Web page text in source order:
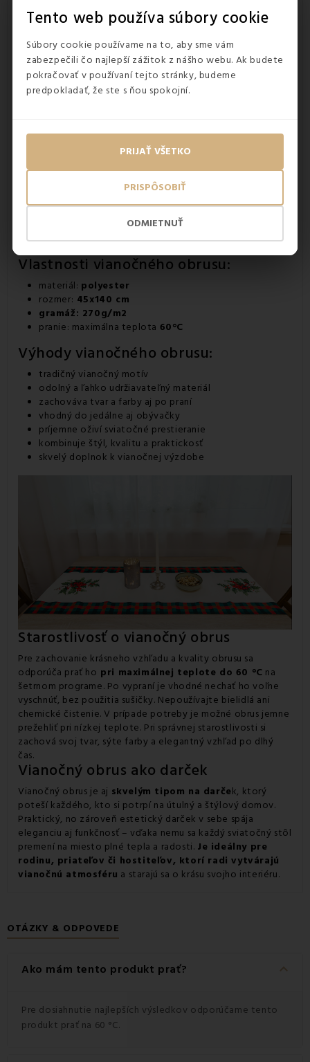
Tento web používa súbory cookie
Súbory cookie používame na to, aby sme vám
zabezpečili čo najlepší zážitok z nášho webu. Ak budete
pokračovať v používaní tejto stránky, budeme
predpokladať, že ste s ňou spokojní.
ODMIETNUŤ
PRISPÔSOBIŤ
PRIJAŤ VŠETKO
Vlastnosti vianočného obrusu:
materiál: polyester
rozmer: 45x140 cm
gramáž: 270g/m2
pranie: maximálna teplota 60°C
Výhody vianočného obrusu:
tradičný vianočný motív
odolný a ľahko udržiavateľný materiál
zachováva tvar a farby aj po praní
vhodný do jedálne aj obývačky
príjemne oživí sviatočné prestieranie
kombinuje štýl, kvalitu a praktickosť
skvelý doplnok k vianočnej výzdobe
Starostlivosť o vianočný obrus
Pre zachovanie krásneho vzhľadu a kvality obrusu sa
odporúča prať ho pri maximálnej teplote do 60 °C na
šetrnom programe. Po vypraní je vhodné nechať ho voľne
vyschnúť, bez použitia sušičky. Nepoužívajte bielidlá ani
chemické čistenie. V prípade potreby je možné obrus jemne
prežehliť pri nízkej teplote. Pri správnej starostlivosti si
zachová svoj tvar, sýte farby a elegantný vzhľad po dlhý
čas.
Vianočný obrus ako darček
Vianočný obrus je aj skvelým tipom na darček, ktorý
poteší každého, kto si potrpí na útulný a štýlový domov.
Praktický, no zároveň estetický darček v sebe spája
eleganciu aj funkčnosť – vďaka nemu sa každý sviatočný stôl
premení na miesto plné tepla a radosti. Je ideálny pre
rodinu, priateľov či hostiteľov, ktorí radi vytvárajú
vianočnú atmosféru a starajú sa o krásu svojho interiéru.
OTÁZKY & ODPOVEDE
Ako mám tento produkt prať? keyboard_arrow_down
Pre dosiahnutie najlepších výsledkov odporúčame tento
produkt prať na 60 °C.